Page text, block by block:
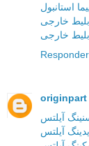
استانبول
خارجی
خارجی
Responder
originpart
آیلتس
آیلتس